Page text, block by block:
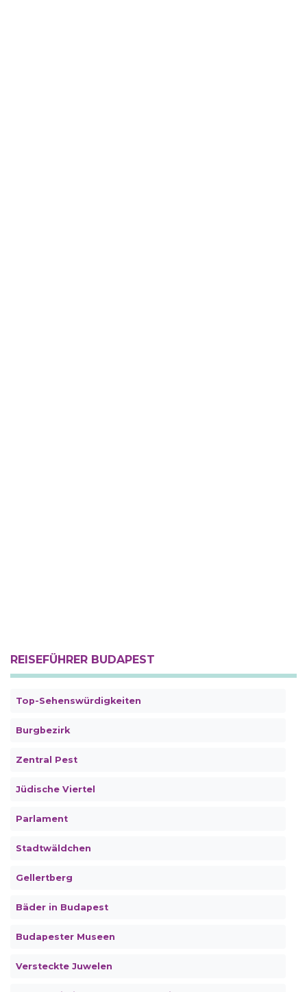
REISEFÜHRER BUDAPEST
Top-Sehenswürdigkeiten
Burgbezirk
Zentral Pest
Jüdische Viertel
Parlament
Stadtwäldchen
Gellertberg
Bäder in Budapest
Budapester Museen
Versteckte Juwelen